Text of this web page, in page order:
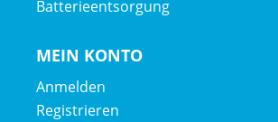
Batterieentsorgung
MEIN KONTO
Anmelden
Registrieren